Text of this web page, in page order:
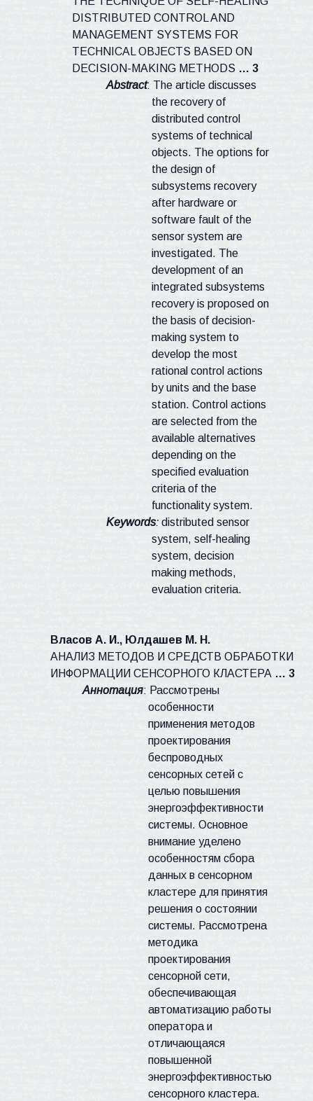
DISTRIBUTED CONTROL AND
MANAGEMENT SYSTEMS FOR
TECHNICAL OBJECTS BASED ON
DECISION-MAKING METHODS … 3
Abstract: The articlediscusses
the recovery of
distributed control
systems of technical
objects. The options for
the design of
subsystems recovery
after hardware or
software fault of the
sensor system are
investigated. The
development of an
integrated subsystems
recovery is proposed on
the basis of decision-
making system to
develop the most
rational control actions
by units and the base
station. Control actions
are selected from the
available alternatives
depending on the
specified evaluation
criteria of the
functionality system.
Keywords:distributed sensor
system, self-healing
system, decision
making methods,
evaluation criteria.
Власов А. И., Юлдашев М. Н.
АНАЛИЗ МЕТОДОВ И СРЕДСТВ ОБРАБОТКИ
ИНФОРМАЦИИ СЕНСОРНОГО КЛАСТЕРА … 3
Аннотация: Рассмотрены
особенности
применения методов
проектирования
беспроводных
сенсорных сетей с
целью повышения
энергоэффективности
системы. Основное
внимание уделено
особенностям сбора
данных в сенсорном
кластере для принятия
решения о состоянии
системы. Рассмотрена
методика
проектирования
сенсорной сети,
обеспечивающая
автоматизацию работы
оператора и
отличающаяся
повышенной
энергоэффективностью
сенсорного кластера.